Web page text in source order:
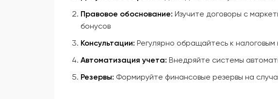
Правовое обоснование: Изучите договоры с
бонусов
Консультации: Регулярно обращайтесь к налоговым
Автоматизация учета: Внедряйте системы
Резервы: Формируйте финансовые резервы на